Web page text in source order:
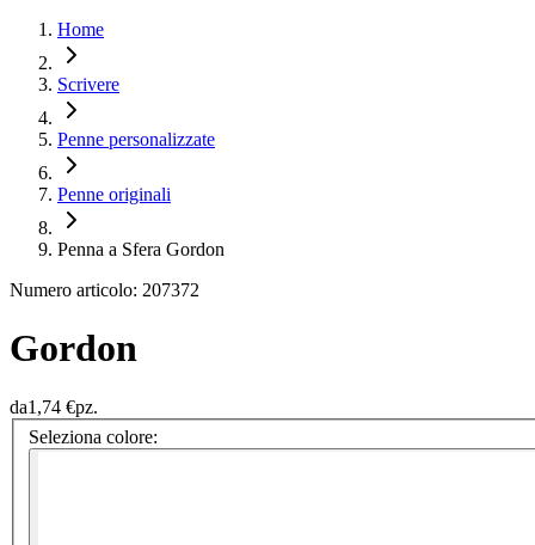
Home
Scrivere
Penne personalizzate
Penne originali
Penna a Sfera Gordon
Numero articolo: 207372
Gordon
da1,74 €pz.
Seleziona colore: